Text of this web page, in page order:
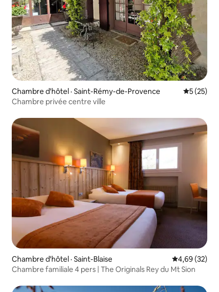
Chambre d'hôtel · Saint-Rémy-de-Provence Note
5 (25)
Chambre privée centre ville
Chambre d'hôtel · Saint-Blaise Note
4,69 (32)
Chambre familiale 4 pers | The Originals Rey du Mt Sion